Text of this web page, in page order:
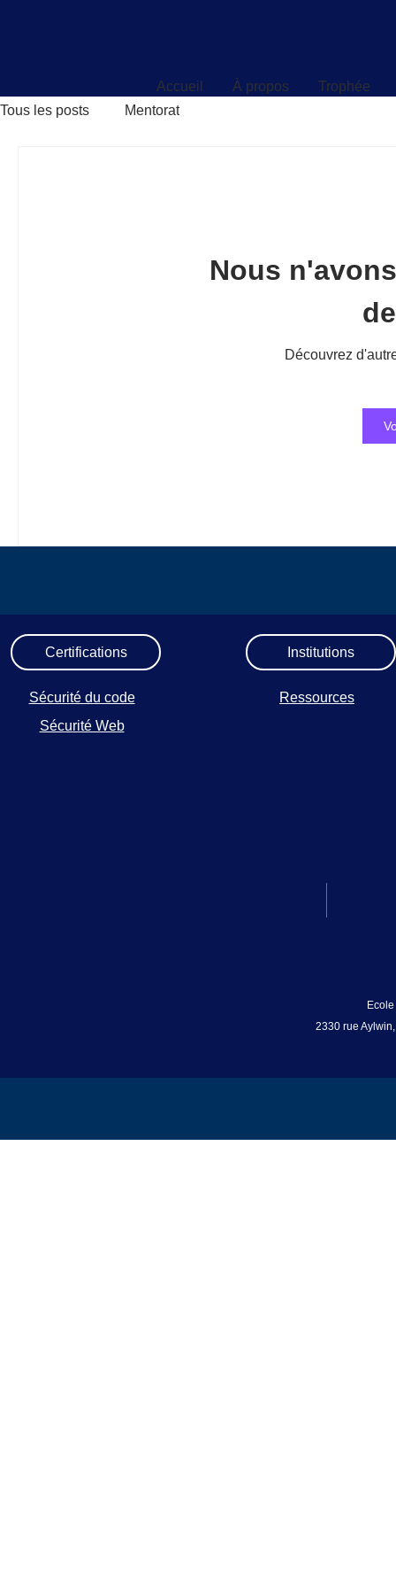
Accueil À propos
Trophée
Tous les posts
Mentorat
Nous
Découvrez
Certifications
Sécurité du code
Sécurité Web
Institutions
Ressources
2330 rue